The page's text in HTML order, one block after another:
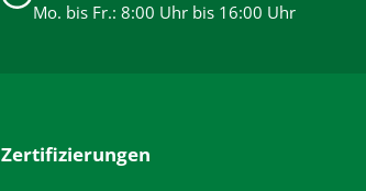
Mo. bis Fr.: 8:00 Uhr bis 16:00 Uhr
Zertifizierungen